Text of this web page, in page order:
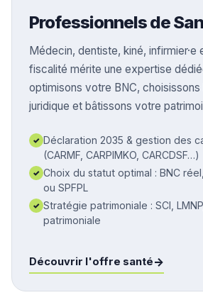
Professionnels de
Médecin, dentiste, kiné, infirmier·e
fiscalité mérite une expertise
optimisons votre BNC,
juridique et bâtissons votre
✓ Déclaration 2035 & gestion des
(CARMF, CARPIMKO, CARCDSF…)
✓ Choix du statut optimal : BNC réel,
ou SPFPL
✓ Stratégie patrimoniale : SCI,
patrimoniale
Découvrir l'offre santé→